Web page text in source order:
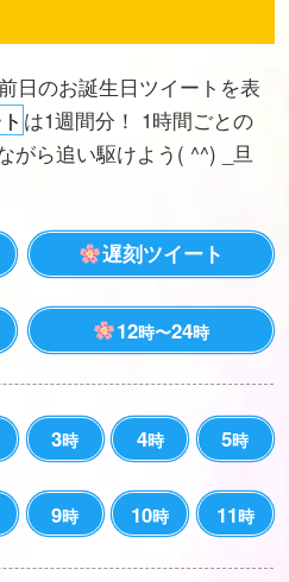
日のお誕生日ツイートを表
は1週間分！ 1時間ごとの
がら追い駆けよう( ^^) _旦
遅刻ツイート
12時〜24時
3時 4時 5時
9時 10時 11時